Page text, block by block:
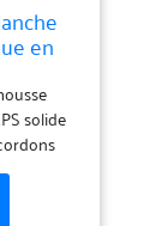
en
pour
les
solide
avec
et